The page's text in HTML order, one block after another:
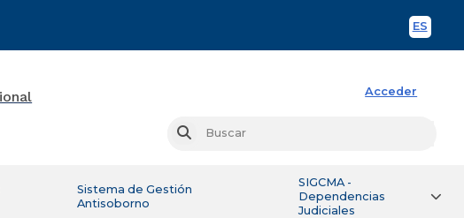
ES
Acceder
Buscar
Sistema de Gestión
Antisoborno
SIGCMA -
Dependencias
Judiciales